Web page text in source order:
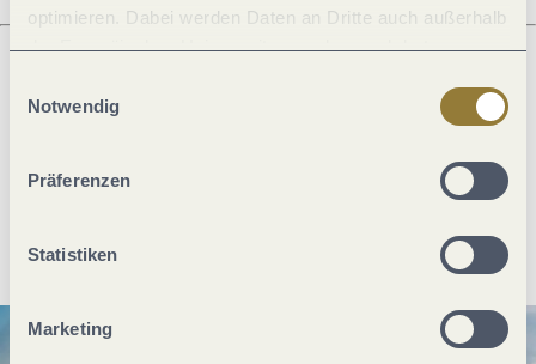
optimieren. Dabei werden Daten an Dritte auch außerhalb
der Europäischen Union weitergegeben und dort
jederzeit widerrufen werden. Mit der Auswahl "Alle
ablehnen" kann es zu Beeinträchtigungen in der Nutzung
Notwendig
Präferenzen
Statistiken
Marketing
Was möchtest du als nächstes tun?
PDF erzeugen